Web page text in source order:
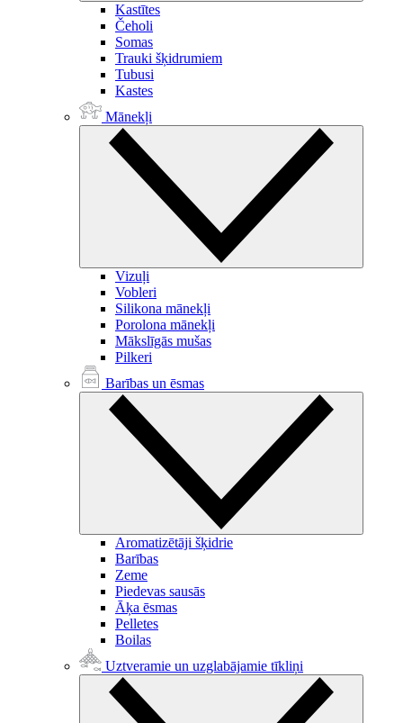
Kastītes
Čeholi
Somas
Trauki šķidrumiem
Tubusi
Kastes
Mānekļi
Vizuļi
Vobleri
Silikona mānekļi
Porolona mānekļi
Mākslīgās mušas
Pilkeri
Barības un ēsmas
Aromatizētāji šķidrie
Barības
Zeme
Piedevas sausās
Āķa ēsmas
Pelletes
Boilas
Uztveramie un uzglabājamie tīkliņi